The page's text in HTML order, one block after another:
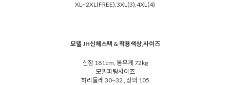
XL~2XL(FREE),3XL(3),4XL(4)
모델 JH신체스팩 & 착용색상,사이즈
신장 181cm, 몸무게 72kg
모델피팅사이즈
허리둘레 30~32 , 상의 105